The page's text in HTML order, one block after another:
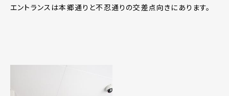
エントランスは本郷通りと不忍通りの交差点向きにあります。